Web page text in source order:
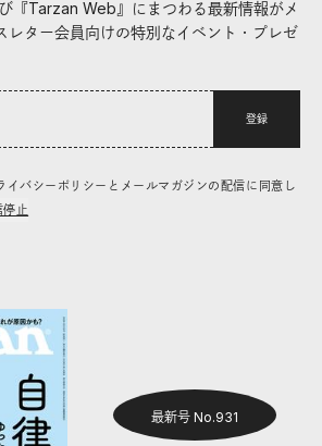
『Tarzan Web』にまつわる最新情報がメ
レター会員向けの特別なイベント・プレゼ
登録
イバシーポリシーとメールマガジンの配信に同意し
停止
最新号 No.931